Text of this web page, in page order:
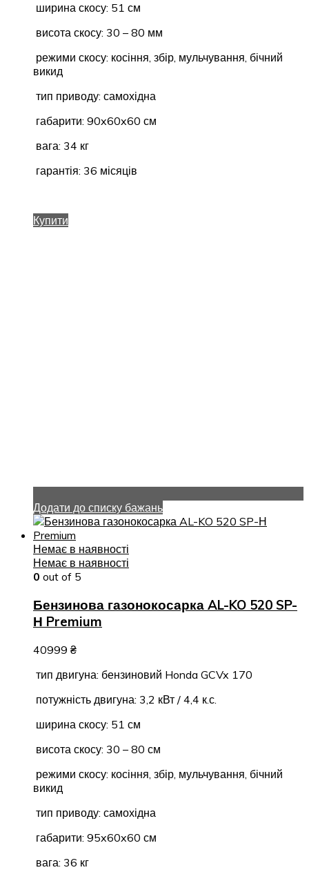
ширина скосу: 51 см
висота скосу: 30 – 80 мм
режими скосу: косіння, збір, мульчування, бічний
викид
тип приводу: самохідна
габарити: 90x60x60 см
вага: 34 кг
гарантія: 36 місяців
Купити
Додати до списку бажань
Немає в наявності
Немає в наявності
0 out of 5
Бензинова газонокосарка AL-KO 520 SP-
Н Premium
40999 ₴
тип двигуна: бензиновий Honda GCVx 170
потужність двигуна: 3,2 кВт / 4,4 к.с.
ширина скосу: 51 см
висота скосу: 30 – 80 см
режими скосу: косіння, збір, мульчування, бічний
викид
тип приводу: самохідна
габарити: 95x60x60 см
вага: 36 кг